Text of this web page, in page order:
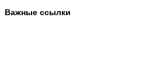
Важные ссылки